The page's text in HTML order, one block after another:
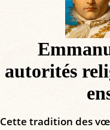
autorités
Cette tradition des